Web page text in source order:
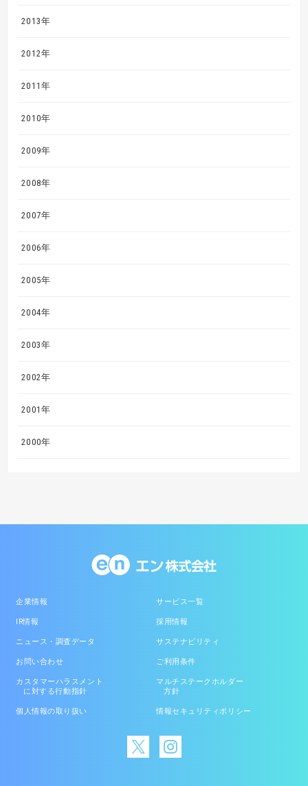
2013年
2012年
2011年
2010年
2009年
2008年
2007年
2006年
2005年
2004年
2003年
2002年
2001年
2000年
企業情報 サービス一覧
IR情報 採用情報
ニュース・調査データ サステナビリティ
お問い合わせ ご利用条件
カスタマーハラスメント
に対する行動指針
マルチステークホルダー
方針
個人情報の取り扱い 情報セキュリティポリシー